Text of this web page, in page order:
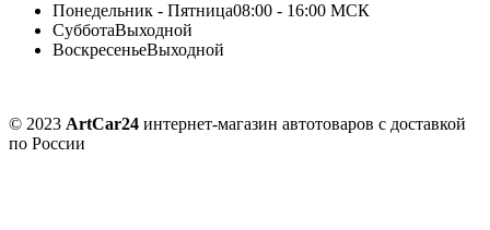
Понедельник - Пятница08:00 - 16:00 МСК
СубботаВыходной
ВоскресеньеВыходной
© 2023 ArtCar24 интернет-магазин автотоваров с доставкой
по России